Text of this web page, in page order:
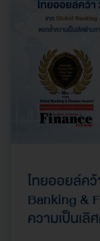
ไทยออยล์คว้
Banking &
ความเป็นเลิ